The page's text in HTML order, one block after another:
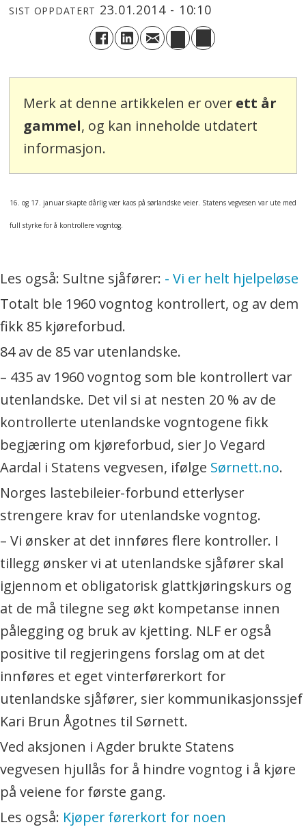
SIST OPPDATERT 23.01.2014 - 10:10
Merk at denne artikkelen er over ett år
gammel, og kan inneholde utdatert
informasjon.
16. og 17. januar skapte dårlig vær kaos på sørlandske veier. Statens vegvesen var ute med
full styrke for å kontrollere vogntog.
Les også: Sultne sjåfører: - Vi er helt hjelpeløse
Totalt ble 1960 vogntog kontrollert, og av dem
fikk 85 kjøreforbud.
84 av de 85 var utenlandske.
– 435 av 1960 vogntog som ble kontrollert var
utenlandske. Det vil si at nesten 20 % av de
kontrollerte utenlandske vogntogene fikk
begjæring om kjøreforbud, sier Jo Vegard
Aardal i Statens vegvesen, ifølge Sørnett.no.
Norges lastebileier-forbund etterlyser
strengere krav for utenlandske vogntog.
– Vi ønsker at det innføres flere kontroller. I
tillegg ønsker vi at utenlandske sjåfører skal
igjennom et obligatorisk glattkjøringskurs og
at de må tilegne seg økt kompetanse innen
pålegging og bruk av kjetting. NLF er også
positive til regjeringens forslag om at det
innføres et eget vinterførerkort for
utenlandske sjåfører, sier kommunikasjonssjef
Kari Brun Ågotnes til Sørnett.
Ved aksjonen i Agder brukte Statens
vegvesen hjullås for å hindre vogntog i å kjøre
på veiene for første gang.
Les også: Kjøper førerkort for noen